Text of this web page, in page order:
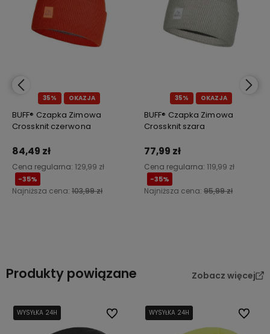
35% OKAZJA
BUFF® Czapka Zimowa
Crossknit czerwona
84,49 zł
Cena regularna: 129,99 zł
-35%
Najniższa cena: 103,99 zł
35% OKAZJA
BUFF® Czapka Zimowa
Crossknit szara
77,99 zł
Cena regularna: 119,99 zł
-35%
Najniższa cena: 95,99 zł
Produkty powiązane Zobacz więcej
WYSYŁKA 24H
WYSYŁKA 24H Do ulubionychWYSYŁKA 24H
WYSYŁKA 24H Do